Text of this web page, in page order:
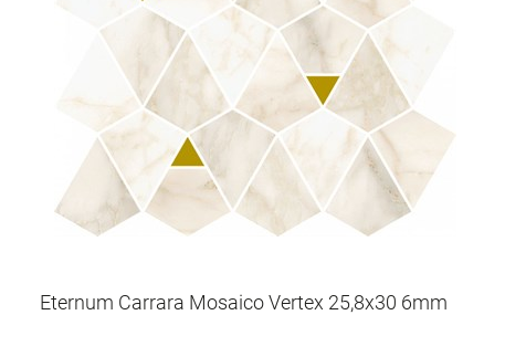
Eternum Carrara Mosaico Vertex 25,8x30 6mm